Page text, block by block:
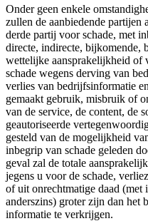
Onder geen enkele
zullen de aanbiedende partijen
derde partij voor schade, met
directe, indirecte, bijkomende,
wettelijke aansprakelijkheid of
schade wegens derving van
verlies van bedrijfsinformatie
gemaakt gebruik, misbruik of
van de service, de content, de
geautoriseerde
gesteld van de mogelijkheid
inbegrip van schade geleden
geval zal de totale
jegens u voor de schade,
of uit onrechtmatige daad
anderszins) groter zijn dan het
informatie te verkrijgen.